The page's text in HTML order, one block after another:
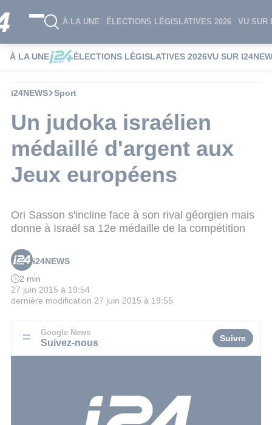
À LA UNE ÉLECTIONS LÉGISLATIVES 2026 VU SUR
À LA UNE ÉLECTIONS LÉGISLATIVES 2026VU SUR
i24NEWS Sport
Un judoka israélien
médaillé d'argent aux
Jeux européens
Ori Sasson s'incline face à son rival géorgien mais
donne à Israël sa 12e médaille de la compétition
i24NEWS
2 min
27 juin 2015 à 19:54
dernière modification 27 juin 2015 à 19:55
Google News
Suivez-nous Suivre